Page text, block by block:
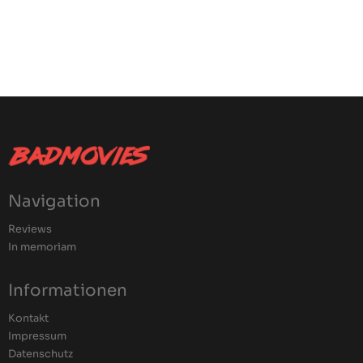
Navigation
Reviews
In memoriam
Informationen
Kontakt
Impressum
Datenschutz